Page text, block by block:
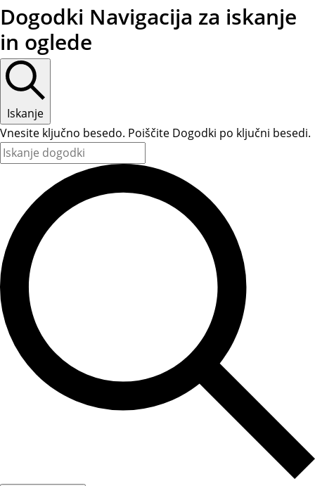
Dogodki
Dogodki Navigacija za iskanje
in oglede
Iskanje
Vnesite ključno besedo. Poiščite Dogodki po ključni besedi.